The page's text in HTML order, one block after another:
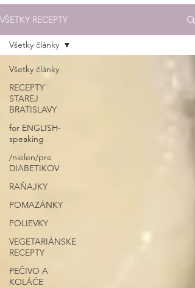
VŠETKY RECEPTY
Všetky články
RECEPTY
STAREJ
BRATISLAVY
for ENGLISH-
speaking
/nielen/pre
DIABETIKOV
RAŇAJKY
POMAZÁNKY
POLIEVKY
VEGETARIÁNSKE
RECEPTY
PEČIVO A
KOLÁČE
Všetky články